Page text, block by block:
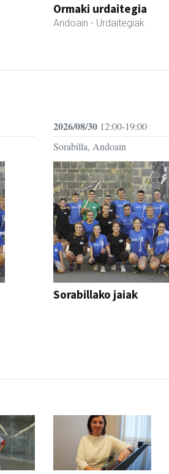
Ormaki urdaitegia
Andoain - Urdaitegiak
2026/08/30 12:00-19:00
Sorabilla, Andoain
Sorabillako jaiak